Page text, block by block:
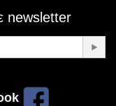
newsletter